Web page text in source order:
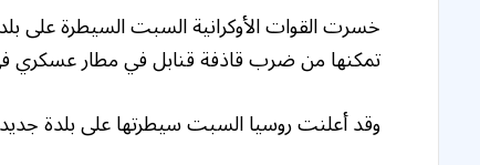
خسرت القوات الأوكرانية السبت السيطرة على
تمكنها من ضرب قاذفة قنابل في مطار عسكري
وقد أعلنت روسيا السبت سيطرتها على بلدة